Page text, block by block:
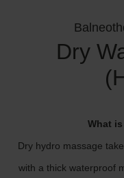
Dry
What
Dry hydro massage
with a thick waterproof